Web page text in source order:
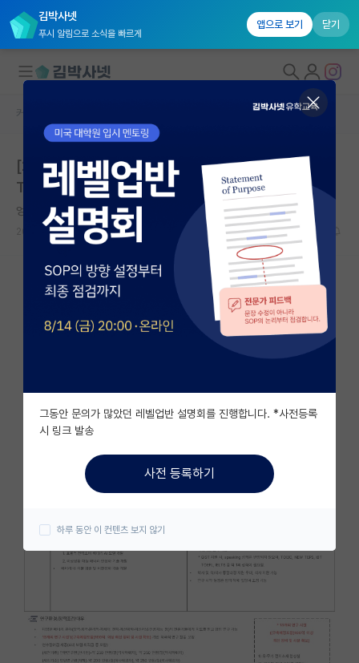
김박사넷
푸시 알림으로 소식을 빠르게
앱으로 보기 닫기
대학원생 모집
국내대학원 정보
연구실&오픈랩
커뮤니티
커뮤니티 홈
전체글보기
베스트 게시판
자유 게시판(아무개랩)
미국 유학 게시판
미국 대학원 합격 후기 게시판
대학원생 모집 게시판
연구실(PI) 홍보 게시판
임용 정보 게시판
학부 인턴 게시판
커뮤니티 홈
[2026년 하반기 이차전지 분야 석/박 및 통합 과정 (GIS
T/전남대 등 연계) 지원자 모집] 한국에너지기술연구원
엉뚱한 프랜시스 크릭
2025.12.05 0 3152
그동안 문의가 많았던 레벨업반 설명회를 진행합니다. *사전등록
시 링크 발송
사전 등록하기
하루 동안 이 컨텐츠 보지 않기